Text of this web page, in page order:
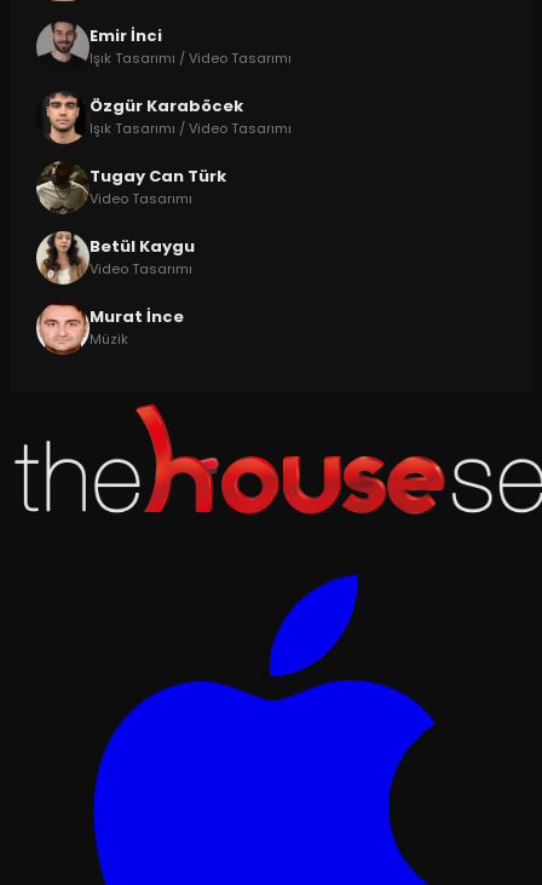
Emir İnci
Işık Tasarımı / Video Tasarımı
Özgür Karaböcek
Işık Tasarımı / Video Tasarımı
Tugay Can Türk
Video Tasarımı
Betül Kaygu
Video Tasarımı
Murat İnce
Müzik